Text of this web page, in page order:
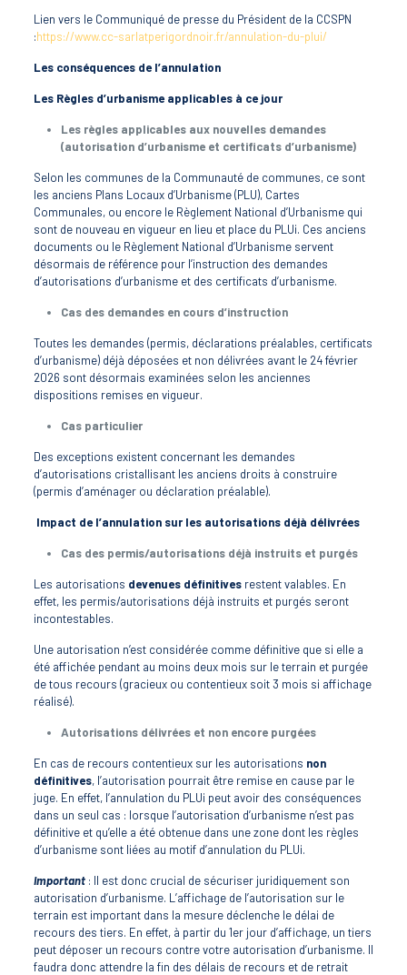
Lien vers le Communiqué de presse du Président de la CCSPN
:https://www.cc-sarlatperigordnoir.fr/annulation-du-plui/
Les conséquences de l’annulation
Les Règles d’urbanisme applicables à ce jour
Les règles applicables aux nouvelles demandes
(autorisation d’urbanisme et certificats d’urbanisme)
Selon les communes de la Communauté de communes, ce sont
les anciens Plans Locaux d’Urbanisme (PLU), Cartes
Communales, ou encore le Règlement National d’Urbanisme qui
sont de nouveau en vigueur en lieu et place du PLUi. Ces anciens
documents ou le Règlement National d’Urbanisme servent
désormais de référence pour l’instruction des demandes
d’autorisations d’urbanisme et des certificats d’urbanisme.
Cas des demandes en cours d’instruction
Toutes les demandes (permis, déclarations préalables, certificats
d’urbanisme) déjà déposées et non délivrées avant le 24 février
2026 sont désormais examinées selon les anciennes
dispositions remises en vigueur.
Cas particulier
Des exceptions existent concernant les demandes
d’autorisations cristallisant les anciens droits à construire
(permis d’aménager ou déclaration préalable).
Impact de l’annulation sur les autorisations déjà délivrées
Cas des permis/autorisations déjà instruits et purgés
Les autorisations devenues définitivesrestent valables. En
effet, les permis/autorisations déjà instruits et purgés seront
incontestables.
Une autorisation n’est considérée comme définitive que si elle a
été affichée pendant au moins deux mois sur le terrain et purgée
de tous recours (gracieux ou contentieux soit 3 mois si affichage
réalisé).
Autorisations délivrées et non encore purgées
En cas de recours contentieux sur les autorisations non
définitives, l’autorisation pourrait être remise en cause par le
juge. En effet, l’annulation du PLUi peut avoir des conséquences
dans un seul cas : lorsque l’autorisation d’urbanisme n’est pas
définitive et qu’elle a été obtenue dans une zone dont les règles
d’urbanisme sont liées au motif d’annulation du PLUi.
Important: Il est donc crucial de sécuriser juridiquement son
autorisation d’urbanisme. L’affichage de l’autorisation sur le
terrain est important dans la mesure déclenche le délai de
recours des tiers. En effet, à partir du 1er jour d’affichage, un tiers
peut déposer un recours contre votre autorisation d’urbanisme. Il
faudra donc attendre la fin des délais de recours et de retrait